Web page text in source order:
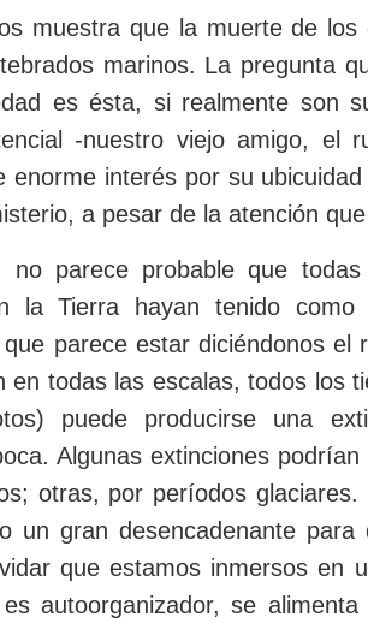
muestra que la muerte de
marinos. La pregunta
es ésta, si realmente son
-nuestro viejo amigo, el
enorme interés por su
a pesar de la atención
no parece probable que
la Tierra hayan tenido como
parece estar diciéndonos el
en todas las escalas, todos los
puede producirse una
Algunas extinciones
otras, por períodos
un gran desencadenante
que estamos inmersos en
autoorganizador, se